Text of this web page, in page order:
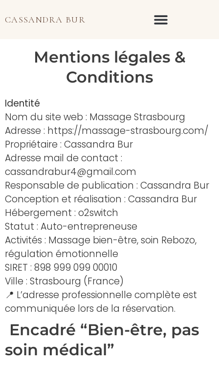
CASSANDRA BUR
Mentions légales
Mentions légales &
Conditions
Identité
Nom du site web : Massage Strasbourg
Adresse : https://massage-strasbourg.com/
Propriétaire : Cassandra Bur
Adresse mail de contact :
cassandrabur4@gmail.com
Responsable de publication : Cassandra Bur
Conception et réalisation : Cassandra Bur
Hébergement : o2switch
Statut : Auto-entrepreneuse
Activités : Massage bien-être, soin Rebozo,
régulation émotionnelle
SIRET : 898 999 099 00010
Ville : Strasbourg (France)
📍 L’adresse professionnelle complète est
communiquée lors de la réservation.
Encadré “Bien-être, pas
soin médical”